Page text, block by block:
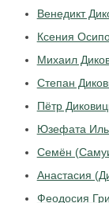
Венедикт
Ксения
Михаил
Степан
Пётр
Юзефата
Семён
Анастасия
Феодосия